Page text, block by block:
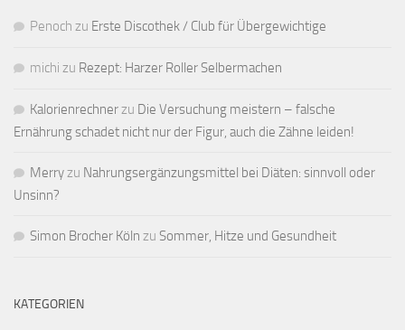
Penoch zu Erste Discothek / Club für Übergewichtige
michi zu Rezept: Harzer Roller Selbermachen
Kalorienrechnerzu Die Versuchung meistern – falsche
Ernährung schadet nicht nur der Figur, auch die Zähne leiden!
Merryzu Nahrungsergänzungsmittel bei Diäten: sinnvoll oder
Unsinn?
Simon Brocher Köln zu Sommer, Hitze und Gesundheit
KATEGORIEN